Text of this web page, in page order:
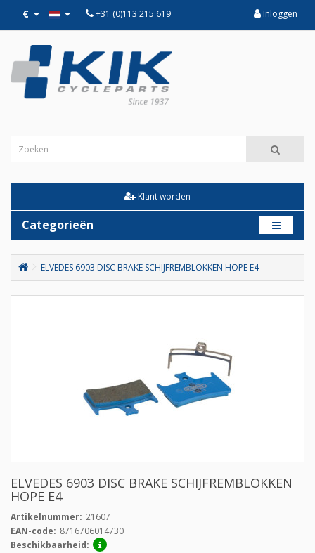
€ +31 (0)113 215 619 Inloggen
Klant worden
Categorieën
ELVEDES 6903 DISC BRAKE SCHIJFREMBLOKKEN HOPE E4
ELVEDES 6903 DISC BRAKE SCHIJFREMBLOKKEN
HOPE E4
Artikelnummer: 21607
EAN-code: 8716706014730
Beschikbaarheid: